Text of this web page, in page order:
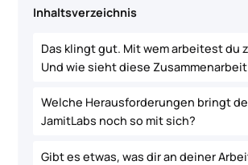
Inhaltsverzeichnis
Das klingt gut. Mit wem arbeitest du
Und wie sieht diese
Welche Herausforderungen bringt
JamitLabs noch so mit sich?
Gibt es etwas, was dir an deiner